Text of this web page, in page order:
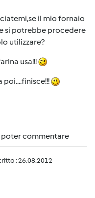
il mio fornaio
si potrebbe procedere
utilizzare?
usa!!!
poi....finisce!!!
poter commentare
: 26.08.2012